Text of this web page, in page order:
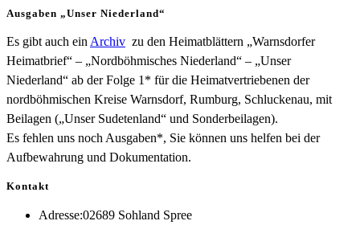
Ausgaben „Unser Niederland“
Es gibt auch ein Archiv zu den Heimatblättern „Warnsdorfer
Heimatbrief“ – „Nordböhmisches Niederland“ – „Unser
Niederland“ ab der Folge 1* für die Heimatvertriebenen der
nordböhmischen Kreise Warnsdorf, Rumburg, Schluckenau, mit
Beilagen („Unser Sudetenland“ und Sonderbeilagen).
Es fehlen uns noch Ausgaben*, Sie können uns helfen bei der
Aufbewahrung und Dokumentation.
Kontakt
Adresse:02689 Sohland Spree